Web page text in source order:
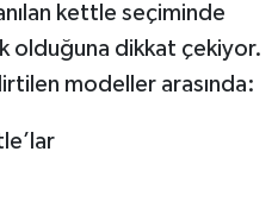
kettle seçiminde
olduğuna dikkat çekiyor.
modeller arasında: